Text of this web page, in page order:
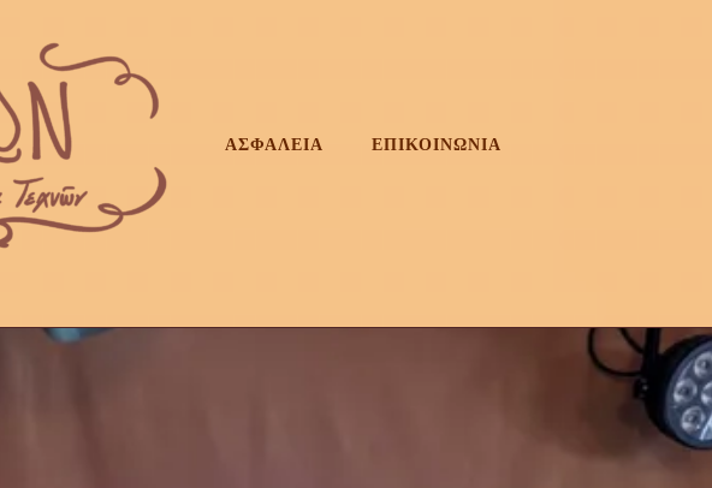
ΑΣΦΑΛΕΙΑ ΕΠΙΚΟΙΝΩΝΙΑ